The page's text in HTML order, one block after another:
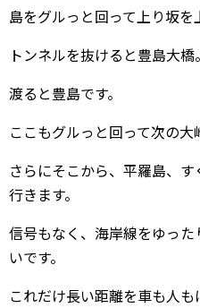
島をグルっと回って上り坂を
トンネルを抜けると豊島大橋。
渡ると豊島です。
ここもグルっと回って次の大
さらにそこから、平羅島、
行きます。
信号もなく、海岸線をゆっ
いです。
これだけ長い距離を車も人